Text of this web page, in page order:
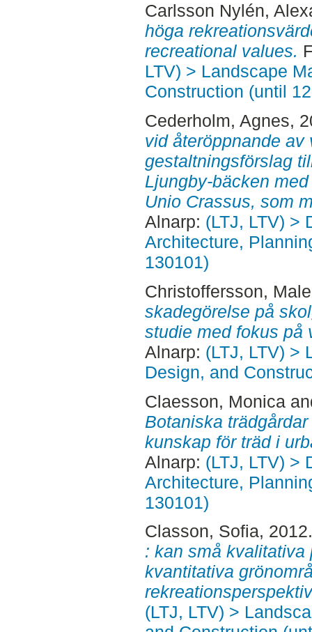
Carlsson Nylén,
höga
recreational values.
LTV) > Landscape
Construction (until
Cederholm, Agnes,
vid återöppnande av
gestaltningsförslag
Ljungby-bäcken
Unio Crassus, som
Alnarp: (LTJ, LTV) >
Architecture,
130101)
Christoffersson,
skadegörelse på
studie med fokus på
Alnarp: (LTJ, LTV) >
Design, and
Claesson, Monica
Botaniska
kunskap för träd i
Alnarp: (LTJ, LTV) >
Architecture,
130101)
Classon, Sofia,
: kan små kvalitativa
kvantitativa
(LTJ, LTV) >